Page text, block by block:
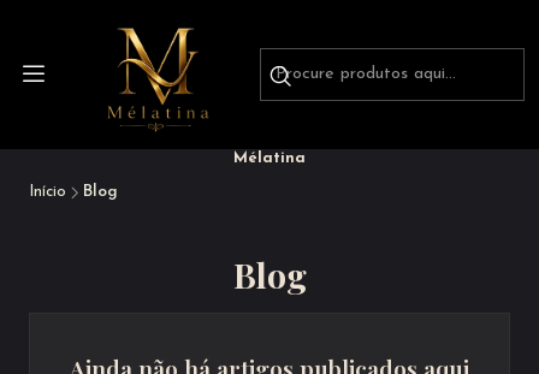
Mélatina
Início Blog
Blog
Ainda não há artigos publicados aqui